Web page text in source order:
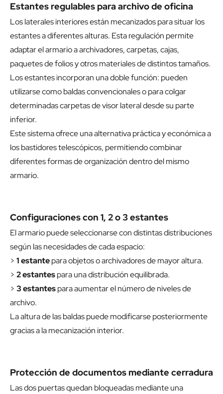
Estantes regulables para archivo de oficina
Los laterales interiores están mecanizados para situar los
estantes a diferentes alturas. Esta regulación permite
adaptar el armario a archivadores, carpetas, cajas,
paquetes de folios y otros materiales de distintos tamaños.
Los estantes incorporan una doble función: pueden
utilizarse como baldas convencionales o para colgar
determinadas carpetas de visor lateral desde su parte
inferior.
Este sistema ofrece una alternativa práctica y económica a
los bastidores telescópicos, permitiendo combinar
diferentes formas de organización dentro del mismo
armario.
Configuraciones con 1, 2 o 3 estantes
El armario puede seleccionarse con distintas distribuciones
según las necesidades de cada espacio:
> 1 estantepara objetos o archivadores de mayor altura.
> 2 estantespara una distribución equilibrada.
> 3 estantespara aumentar el número de niveles de
archivo.
La altura de las baldas puede modificarse posteriormente
gracias a la mecanización interior.
Protección de documentos mediante cerradura
Las dos puertas quedan bloqueadas mediante una